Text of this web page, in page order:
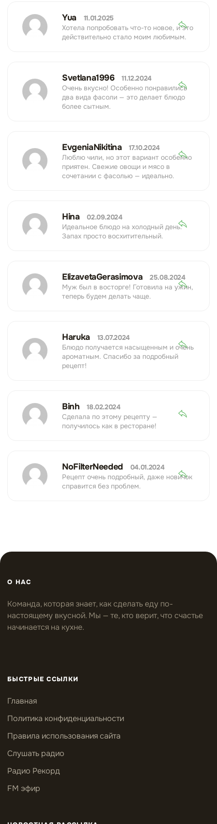
Yua
11.01.2025
Хотела попробовать что-то новое, и это
действительно стало моим любимым.
Svetlana1996
11.12.2024
Очень вкусно! Особенно понравились
два вида фасоли — это делает блюдо
более сытным.
EvgeniaNikitina
17.10.2024
Люблю чили, но этот вариант особенно
приятен. Свежие овощи и мясо в
сочетании с фасолью — идеально.
Hina
02.09.2024
Идеальное блюдо на холодный день.
Запах просто восхитительный.
ElizavetaGerasimova
25.08.2024
Муж был в восторге! Готовила на ужин,
теперь будем делать чаще.
Haruka
13.07.2024
Блюдо получается насыщенным и очень
ароматным. Спасибо за подробный
рецепт!
Binh
18.02.2024
Сделала по этому рецепту —
получилось как в ресторане!
NoFilterNeeded
04.01.2024
Рецепт очень подробный, даже новичок
справится без проблем.
О НАС
Команда, которая знает, как сделать еду по-
настоящему вкусной. Мы — те, кто верит, что счастье
начинается на кухне.
БЫСТРЫЕ ССЫЛКИ
Главная
Политика конфиденциальности
Правила использования сайта
Слушать радио
Радио Рекорд
FM эфир